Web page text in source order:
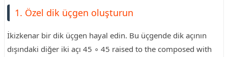
1. Özel dik üçgen oluşturun
İkizkenar bir dik üçgen hayal edin. Bu üçgende dik açının
dışındaki diğer iki açı 45 ∘ 45 raised to the composed with